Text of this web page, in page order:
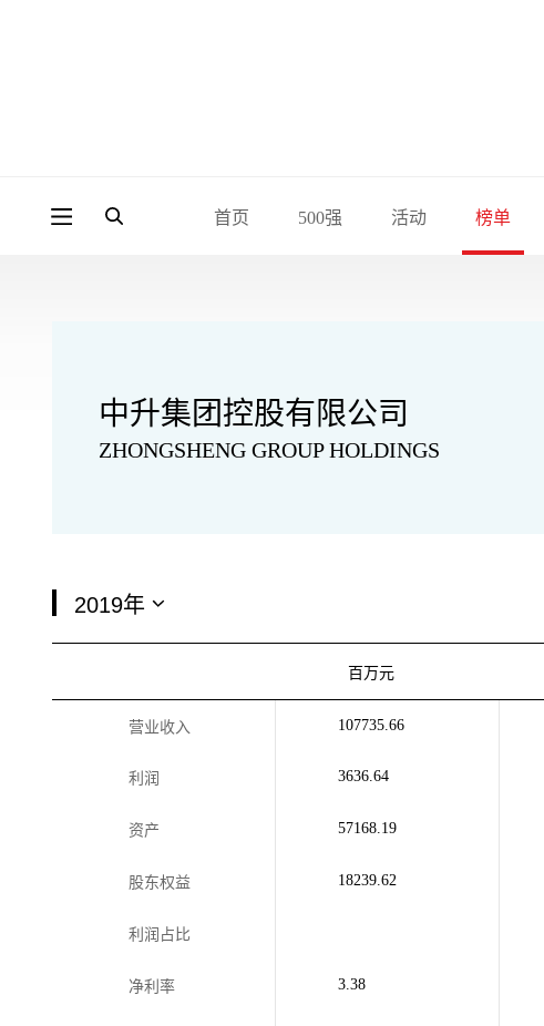
首页 500强 活动 榜单
中升集团控股有限公司
ZHONGSHENG GROUP HOLDINGS
百万元
营业收入 107735.66
利润 3636.64
资产 57168.19
股东权益 18239.62
利润占比
净利率 3.38